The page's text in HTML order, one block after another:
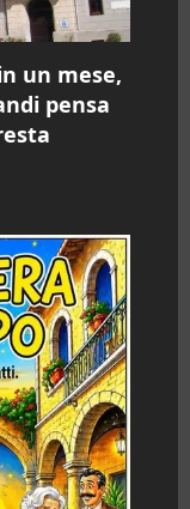
un mese,
pensa